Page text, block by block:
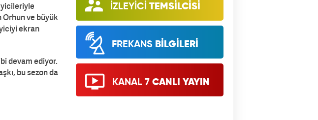
Orhun ve büyük
ekran
devam ediyor.
bu sezon da
İZLEYİCİ TEMSİLCİSİ
FREKANS BİLGİLERİ
KANAL 7 CANLI YAYIN